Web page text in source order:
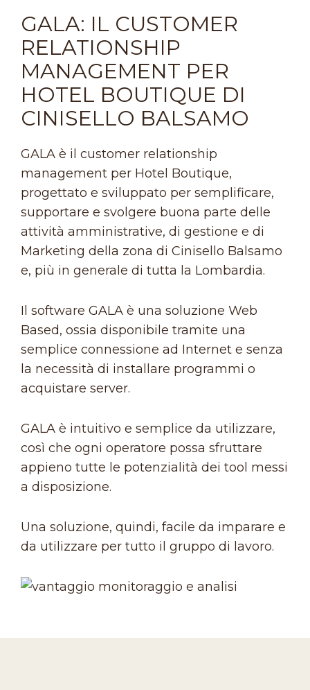
GALA: IL CUSTOMER
RELATIONSHIP
MANAGEMENT PER
HOTEL BOUTIQUE DI
CINISELLO BALSAMO
GALA è il customer relationship
management per Hotel Boutique,
progettato e sviluppato per semplificare,
supportare e svolgere buona parte delle
attività amministrative, di gestione e di
Marketing della zona di Cinisello Balsamo
e, più in generale di tutta la Lombardia.
Il software GALA è una soluzione Web
Based, ossia disponibile tramite una
semplice connessione ad Internet e senza
la necessità di installare programmi o
acquistare server.
GALA è intuitivo e semplice da utilizzare,
così che ogni operatore possa sfruttare
appieno tutte le potenzialità dei tool messi
a disposizione.
Una soluzione, quindi, facile da imparare e
da utilizzare per tutto il gruppo di lavoro.